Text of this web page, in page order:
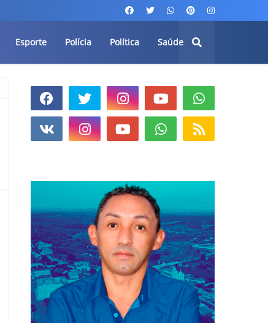
Esporte Polícia Política Saúde